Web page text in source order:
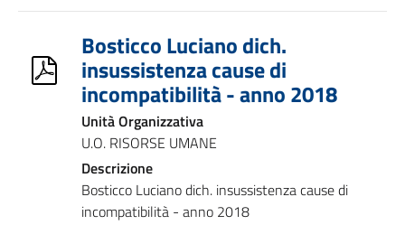
Bosticco Luciano dich.
insussistenza cause di
incompatibilità - anno 2018
Unità Organizzativa
U.O. RISORSE UMANE
Descrizione
Bosticco Luciano dich. insussistenza cause di
incompatibilità - anno 2018